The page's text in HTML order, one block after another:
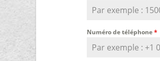
Numéro de téléphone*